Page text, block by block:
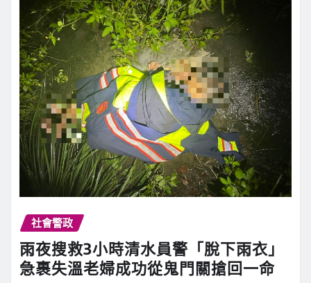
社會警政
雨夜搜救3小時清水員警「脫下雨衣」
急裹失溫老婦成功從鬼門關搶回一命